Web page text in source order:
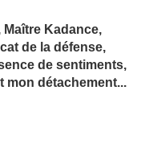
Kadance,
de la défense,
de sentiments,
mon détachement...